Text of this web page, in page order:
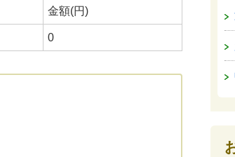
金額(円)
0